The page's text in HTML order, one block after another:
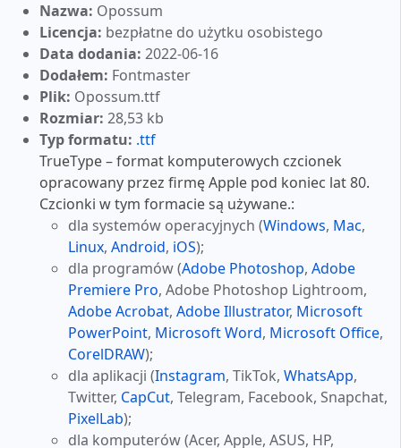
Nazwa: Opossum
Licencja: bezpłatne do użytku osobistego
Data dodania: 2022-06-16
Dodałem: Fontmaster
Plik: Opossum.ttf
Rozmiar: 28,53 kb
Typ formatu: .ttf
TrueType – format komputerowych czcionek
opracowany przez firmę Apple pod koniec lat 80.
Czcionki w tym formacie są używane.:
dla systemów operacyjnych (Windows, Mac,
Linux, Android, iOS);
dla programów (Adobe Photoshop, Adobe
Premiere Pro, Adobe Photoshop Lightroom,
Adobe Acrobat, Adobe Illustrator, Microsoft
PowerPoint, Microsoft Word, Microsoft Office,
CorelDRAW);
dla aplikacji (Instagram, TikTok, WhatsApp,
Twitter, CapCut, Telegram, Facebook, Snapchat,
PixelLab);
dla komputerów (Acer, Apple, ASUS, HP,